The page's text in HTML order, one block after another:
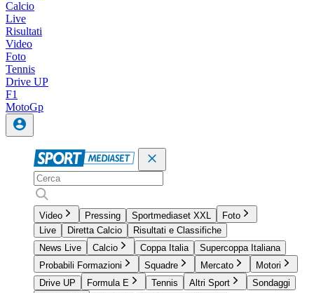
Calcio
Live
Risultati
Video
Foto
Tennis
Drive UP
F1
MotoGp
Video Pressing Sportmediaset XXL
Foto
Live
Diretta Calcio
Risultati e Classifiche
News Live
Calcio Coppa Italia
Supercoppa Italiana
Probabili Formazioni
Squadre Mercato
Motori
Drive UP
Formula E Tennis Altri Sport
Sondaggi